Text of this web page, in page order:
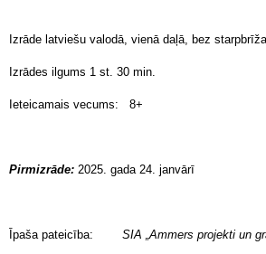
Izrāde latviešu valodā, vienā daļā, bez
Izrādes ilgums 1 st. 30 min.
Ieteicamais vecums: 8+
Pirmizrāde: 2025. gada 24. janvārī
Īpaša pateicība: SIA „Ammers projekti un